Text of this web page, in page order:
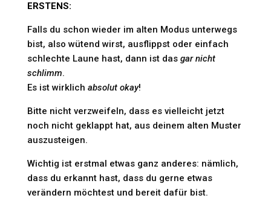
ERSTENS:
Falls du schon wieder im alten Modus unterwegs
bist, also wütend wirst, ausflippst oder einfach
schlechte Laune hast, dann ist das gar nicht
schlimm.
Es ist wirklich absolut okay!
Bitte nicht verzweifeln, dass es vielleicht jetzt
noch nicht geklappt hat, aus deinem alten Muster
auszusteigen.
Wichtig ist erstmal etwas ganz anderes: nämlich,
dass du erkannt hast, dass du gerne etwas
verändern möchtest und bereit dafür bist.